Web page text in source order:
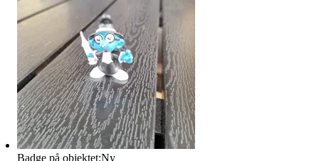
Badge på objektet:Ny